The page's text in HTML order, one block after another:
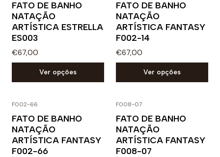
FATO DE BANHO
NATAÇÃO
ARTÍSTICA ESTRELLA
ES003
€67,00
Ver opções
FATO DE BANHO
NATAÇÃO
ARTÍSTICA FANTASY
F002-14
€67,00
Ver opções
F002-66
FATO DE BANHO
NATAÇÃO
ARTÍSTICA FANTASY
F002-66
F008-07
FATO DE BANHO
NATAÇÃO
ARTÍSTICA FANTASY
F008-07